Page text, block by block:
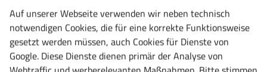
Garantie- TÜV Rheinland zertifiziert.
Technische Daten
Gesamtbreite:
Auf unserer Webseite verwenden wir neben technisch
notwendigen Cookies, die für eine korrekte Funktionsweise
gesetzt werden müssen, auch Cookies für Dienste von
Google. Diese Dienste dienen primär der Analyse von